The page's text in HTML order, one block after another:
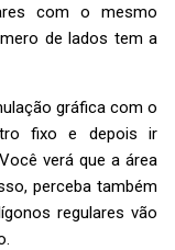
com o mesmo
de lados tem a
gráfica com o
fixo e depois ir
verá que a área
perceba também
regulares vão